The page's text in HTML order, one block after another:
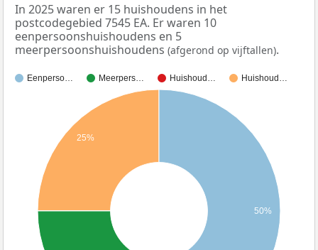
In 2025 waren er 15 huishoudens in het
postcodegebied 7545 EA. Er waren 10
eenpersoonshuishoudens en 5
meerpersoonshuishoudens (afgerond op vijftallen).
Eenperso… Meerpers… Huishoud… Huishoud…
25%
50%